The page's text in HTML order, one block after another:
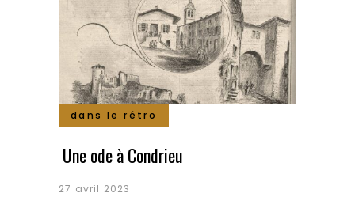
dans le rétro
Une ode à Condrieu
27 avril 2023